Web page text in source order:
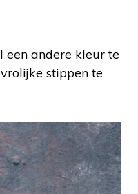
een andere kleur te
stippen te